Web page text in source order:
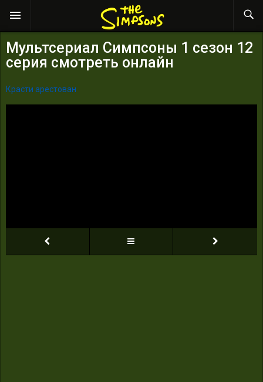
Мультсериал Симпсоны 1 сезон 12
серия смотреть онлайн
Красти арестован